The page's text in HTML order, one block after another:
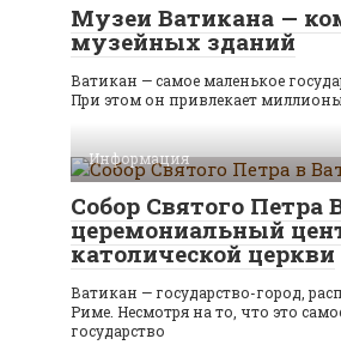
Музеи Ватикана —
музейных зданий
Ватикан — самое маленькое
При этом он привлекает
Информация
Собор Святого Петра
церемониальный
католической церкви
Ватикан — государство-город,
Риме. Несмотря на то, что это
государство